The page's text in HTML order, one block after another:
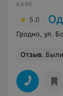
КАФЕ
5.0
Гродно, ул.
Отзыв. Были с семьей в этом